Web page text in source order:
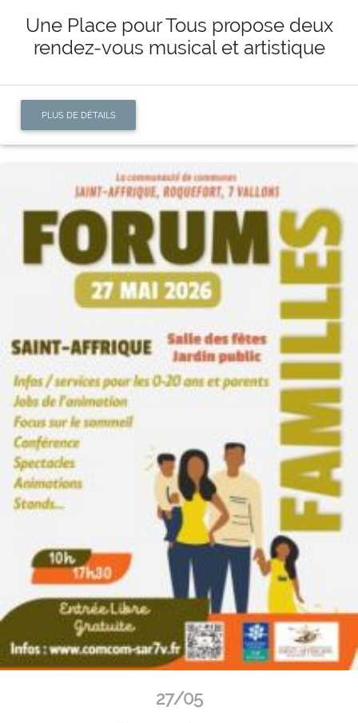
Une Place pour Tous propose deux
rendez-vous musical et artistique
PLUS DE DÉTAILS
27/05